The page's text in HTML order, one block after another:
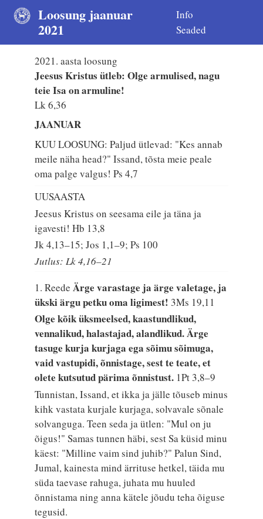
Loosung jaanuar
2021
Info
Seaded
2021. aasta loosung
Jeesus Kristus ütleb: Olge armulised, nagu
teie Isa on armuline!
Lk 6,36
JAANUAR
KUU LOOSUNG: Paljud ütlevad: "Kes annab
meile näha head?" Issand, tõsta meie peale
oma palge valgus!Ps 4,7
UUSAASTA
Jeesus Kristus on seesama eile ja täna ja
igavesti!Hb 13,8
Jk 4,13–15; Jos 1,1–9; Ps 100
Jutlus: Lk 4,16–21
1. ReedeÄrge varastage ja ärge valetage, ja
ükski ärgu petku oma ligimest! 3Ms 19,11
Olge kõik üksmeelsed, kaastundlikud,
vennalikud, halastajad, alandlikud. Ärge
tasuge kurja kurjaga ega sõimu sõimuga,
vaid vastupidi, õnnistage, sest te teate, et
olete kutsutud pärima õnnistust. 1Pt 3,8–9
Tunnistan, Issand, et ikka ja jälle tõuseb minus
kihk vastata kurjale kurjaga, solvavale sõnale
solvanguga. Teen seda ja ütlen: "Mul on ju
õigus!" Samas tunnen häbi, sest Sa küsid minu
käest: "Milline vaim sind juhib?" Palun Sind,
Jumal, kainesta mind ärrituse hetkel, täida mu
süda taevase rahuga, juhata mu huuled
õnnistama ning anna kätele jõudu teha õiguse
tegusid.